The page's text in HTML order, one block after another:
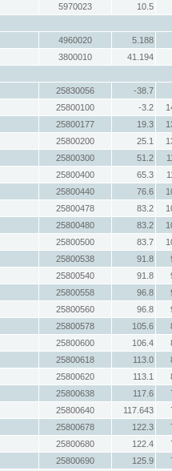
5970023
10.5
4960020
5.188
3800010
41.194
25830056
-38.7
25800100 -3.2
25800177 19.3
25800200 25.1
25800300 51.2
25800400 65.3
25800440 76.6
25800478 83.2
25800480 83.2
25800500 83.7
25800538 91.8
25800540 91.8
25800558 96.8
25800560 96.8
25800578 105.6
25800600 106.4
25800618 113.0
25800620 113.1
25800638 117.6
25800640 117.643
25800678 122.3
25800680 122.4
25800690 125.9